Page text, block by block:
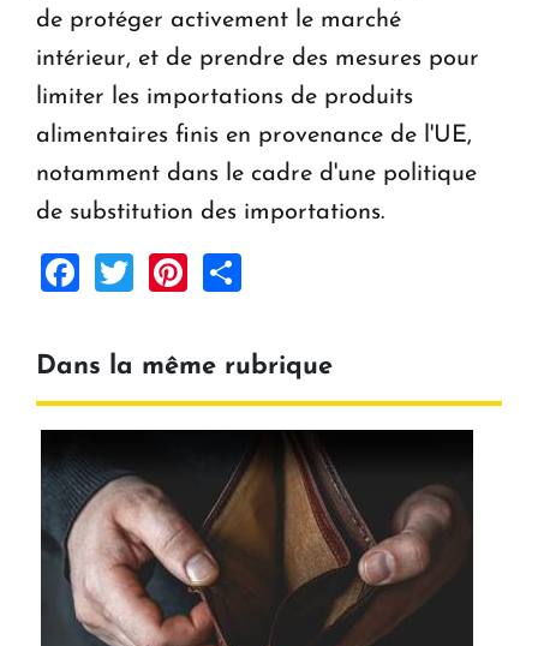
de protéger activement le marché
intérieur, et de prendre des mesures pour
limiter les importations de produits
alimentaires finis en provenance de l'UE,
notamment dans le cadre d'une politique
de substitution des importations.
Facebook
TwitterPinterest
Dans la même rubrique